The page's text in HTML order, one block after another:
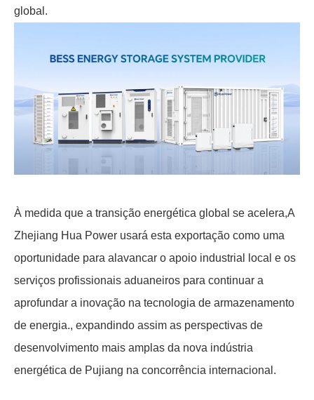
global.
À medida que a transição energética global se acelera,A
Zhejiang Hua Power usará esta exportação como uma
oportunidade para alavancar o apoio industrial local e os
serviços profissionais aduaneiros para continuar a
aprofundar a inovação na tecnologia de armazenamento
de energia., expandindo assim as perspectivas de
desenvolvimento mais amplas da nova indústria
energética de Pujiang na concorrência internacional.